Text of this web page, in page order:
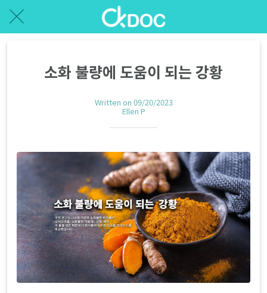
소화 불량에 도움이 되는 강황
Written on 09/20/2023
Ellen P